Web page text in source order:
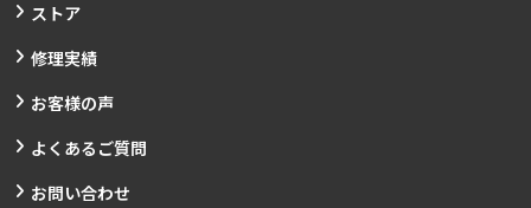
ストア
修理実績
お客様の声
よくあるご質問
お問い合わせ